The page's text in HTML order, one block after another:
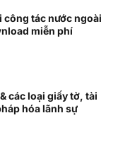
công tác nước ngoài
miễn phí
các loại giấy tờ, tài
hóa lãnh sự